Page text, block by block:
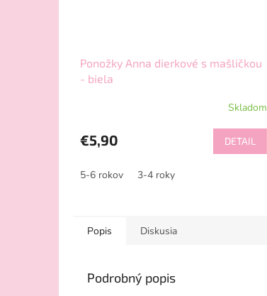
Ponožky Anna dierkové s mašličkou
- biela
Skladom
€5,90 DETAIL
5-6 rokov 3-4 roky
Popis Diskusia
Podrobný popis